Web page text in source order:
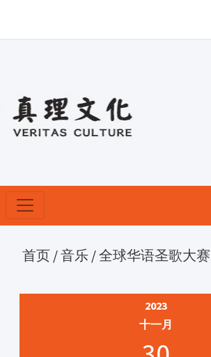
首页 /音乐 /全球华语圣歌大赛
2023
十一月